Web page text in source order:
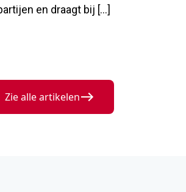
en draagt bij […]
Zie alle artikelen